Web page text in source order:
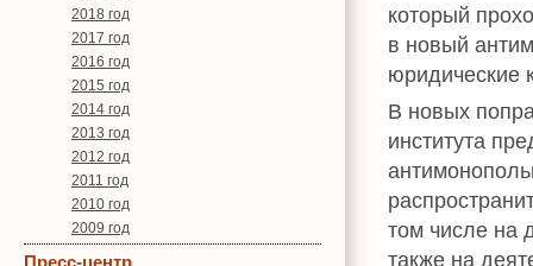
2018 год
2017 год
2016 год
2015 год
2014 год
2013 год
2012 год
2011 год
2010 год
2009 год
Пресс-центр
который
в новый
юридические
В новых
института
том числе на
также на